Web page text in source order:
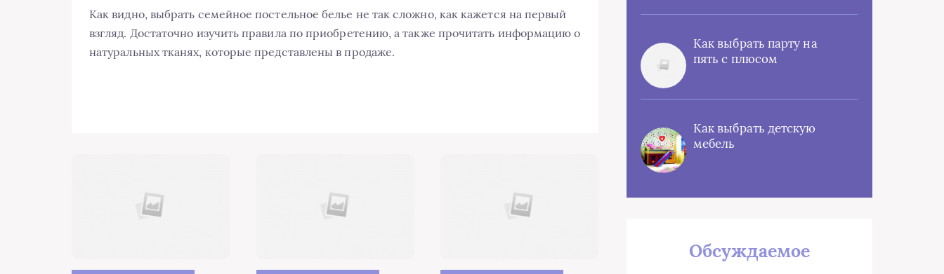
Как видно, выбрать семейное постельное белье не так сложно, как кажется на первый
взгляд. Достаточно изучить правила по приобретению, а также прочитать информацию о
натуральных тканях, которые представлены в продаже.
Как выбрать парту на
пять с плюсом
Как выбрать детскую
мебель
Обсуждаемое